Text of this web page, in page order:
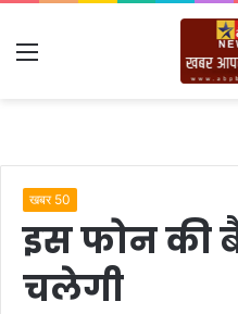
Menu
खबर 50
इस फोन की
चलेगी